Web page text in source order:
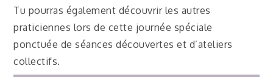
Tu pourras également découvrir les autres
praticiennes lors de cette journée spéciale
ponctuée de séances découvertes et d’ateliers
collectifs.